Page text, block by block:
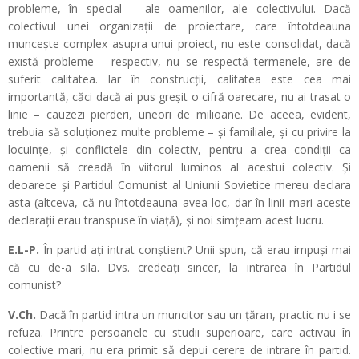
probleme, în special – ale oamenilor, ale colectivului. Dacă
colectivul unei organizații de proiectare, care întotdeauna
muncește complex asupra unui proiect, nu este consolidat, dacă
există probleme – respectiv, nu se respectă termenele, are de
suferit calitatea. Iar în construcții, calitatea este cea mai
importantă, căci dacă ai pus greșit o cifră oarecare, nu ai trasat o
linie – cauzezi pierderi, uneori de milioane. De aceea, evident,
trebuia să soluționez multe probleme – și familiale, și cu privire la
locuințe, și conflictele din colectiv, pentru a crea condiții ca
oamenii să creadă în viitorul luminos al acestui colectiv. Și
deoarece și Partidul Comunist al Uniunii Sovietice mereu declara
asta (altceva, că nu întotdeauna avea loc, dar în linii mari aceste
declarații erau transpuse în viață), și noi simțeam acest lucru.
E.L-P. În partid ați intrat conștient? Unii spun, că erau impuși mai
că cu de-a sila. Dvs. credeați sincer, la intrarea în Partidul
comunist?
V.Ch. Dacă în partid intra un muncitor sau un țăran, practic nu i se
refuza. Printre persoanele cu studii superioare, care activau în
colective mari, nu era primit să depui cerere de intrare în partid.